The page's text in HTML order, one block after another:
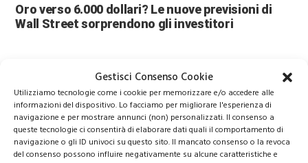
Gestisci Consenso Cookie
Utilizziamo tecnologie come i cookie per memorizzare e/o accedere alle
informazioni del dispositivo. Lo facciamo per migliorare l'esperienza di
navigazione e per mostrare annunci (non) personalizzati. Il consenso a
queste tecnologie ci consentirà di elaborare dati quali il comportamento di
navigazione o gli ID univoci su questo sito. Il mancato consenso o la revoca
del consenso possono influire negativamente su alcune caratteristiche e
Oro verso 6.000 dollari? Le nuove previsioni di
Wall Street sorprendono gli investitori